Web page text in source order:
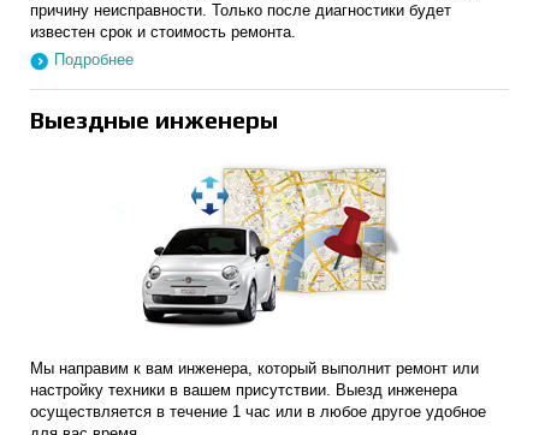
причину неисправности. Только после диагностики будет
известен срок и стоимость ремонта.
Подробнее
Выездные инженеры
Мы направим к вам инженера, который выполнит ремонт или
настройку техники в вашем присутствии. Выезд инженера
осуществляется в течение 1 час или в любое другое удобное